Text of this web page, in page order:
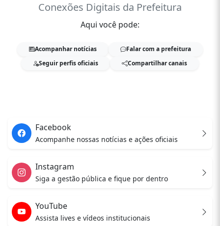
Conexões Digitais da Prefeitura
Aqui você pode:
Acompanhar notícias
Falar com a prefeitura
Seguir perfis oficiais
Compartilhar canais
Facebook
Acompanhe nossas notícias e ações oficiais
Instagram
Siga a gestão pública e fique por dentro
YouTube
Assista lives e vídeos institucionais